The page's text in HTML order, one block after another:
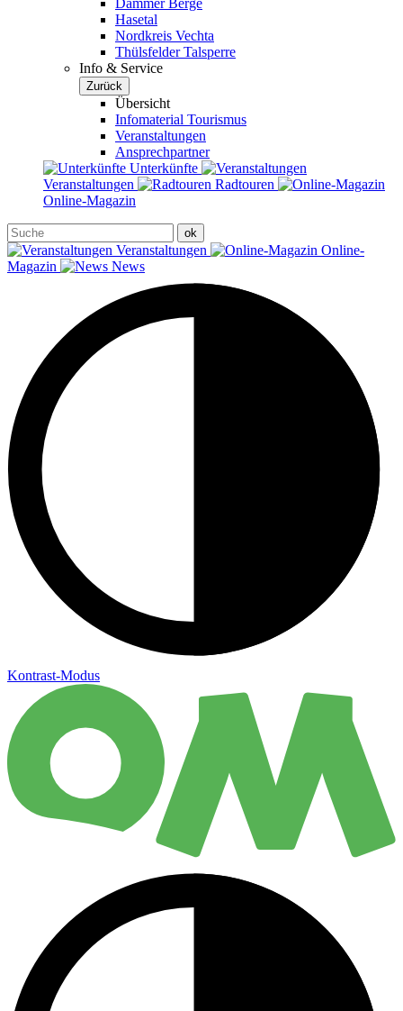
Dammer Berge
Hasetal
Nordkreis Vechta
Thülsfelder Talsperre
Info & Service
Zurück
Übersicht
Infomaterial Tourismus
Veranstaltungen
Ansprechpartner
Unterkünfte
Veranstaltungen
Radtouren
Online-Magazin
Veranstaltungen
Online-
Magazin
News
Kontrast-Modus